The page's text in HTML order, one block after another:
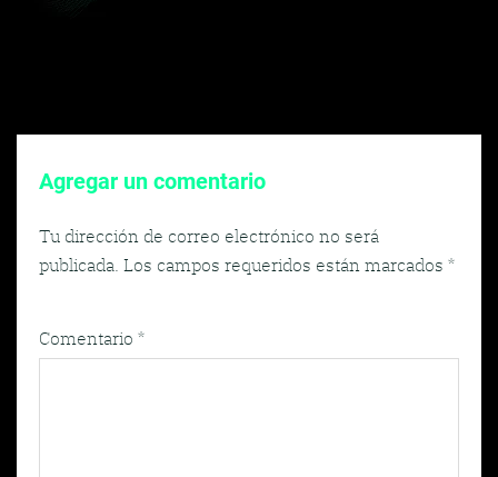
Agregar un comentario
Tu dirección de correo electrónico no será
publicada. Los campos requeridos están marcados *
Comentario *